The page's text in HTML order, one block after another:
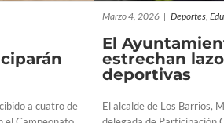
a cuatro de
Marzo 4, 2026 | Deportes
El
estrechan
deportivas
El alcalde de Los Barrios,